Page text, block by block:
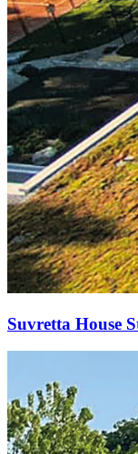
Suvretta House